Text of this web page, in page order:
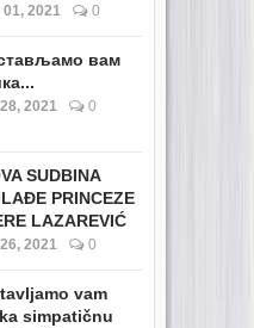
01, 2021 0
вам
2021 0
SUDBINA
PRINCEZE
LAZAREVIĆ
2021 0
vam
simpatičnu